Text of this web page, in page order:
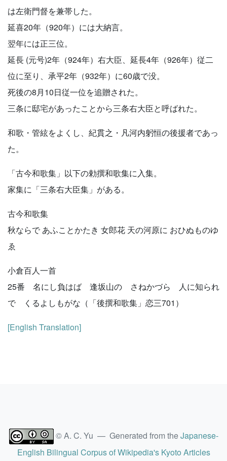
は左衛門督を兼帯した。
延喜20年（920年）には大納言。
翌年には正三位。
延長 (元号)2年（924年）右大臣、延長4年（926年）従二
位に至り、承平2年（932年）に60歳で没。
死後の8月10日従一位を追贈された。
三条に邸宅があったことから三条右大臣と呼ばれた。
和歌・管絃をよくし、紀貫之・凡河内躬恒の後援者であっ
た。
「古今和歌集」以下の勅撰和歌集に入集。
家集に「三条右大臣集」がある。
古今和歌集
秋ならで あふことかたき 女郎花 天の河原に おひぬものゆ
ゑ
小倉百人一首
25番 名にし負はば 逢坂山の さねかづら 人に知られ
で くるよしもがな（「後撰和歌集」恋三701）
[English Translation]
© A. C. Yu — Generated from theJapanese-
English Bilingual Corpus of Wikipedia's Kyoto Articles